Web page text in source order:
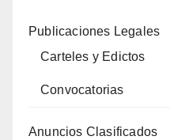
Publicaciones Legales
Carteles y Edictos
Convocatorias
Anuncios Clasificados